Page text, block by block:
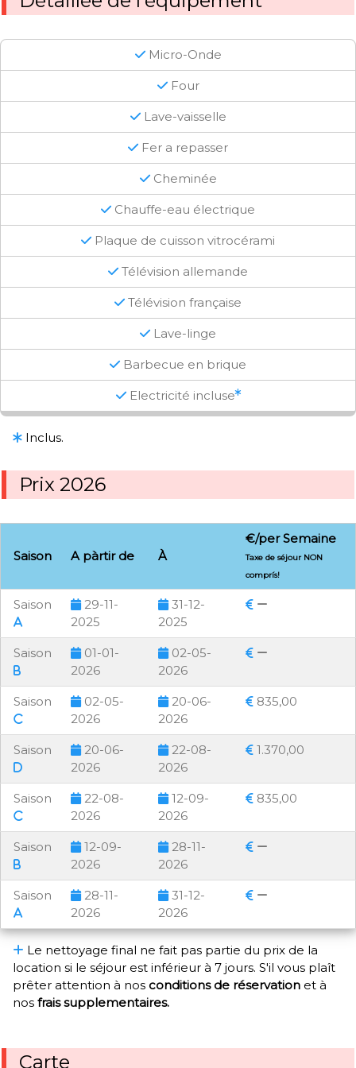
Micro-Onde
Four
Lave-vaisselle
Fer a repasser
Cheminée
Chauffe-eau électrique
Plaque de cuisson vitrocérami
Télévision allemande
Télévision française
Lave-linge
Barbecue en brique
Electricité incluse
Inclus.
Prix 2026
Saison A pàrtir de À
€/per Semaine
Taxe de séjour NON
comprís!
Saison
29-11-
2025
31-12-
2025
Saison
01-01-
2026
02-05-
2026
Saison
02-05-
2026
20-06-
2026
835,00
Saison
20-06-
2026
22-08-
2026
1.370,00
Saison
22-08-
2026
12-09-
2026
835,00
Saison
12-09-
2026
28-11-
2026
Saison
28-11-
2026
31-12-
2026
Le nettoyage final ne fait pas partie du prix de la
location si le séjour est inférieur à 7 jours. S'il vous plaît
prêter attention à nos conditions de réservation et à
nos frais supplementaires.
Carte